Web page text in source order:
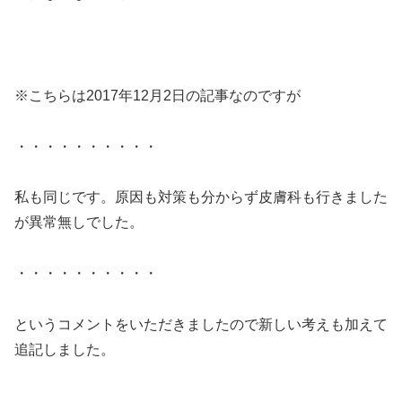
※こちらは2017年12月2日の記事なのですが
・・・・・・・・・・
私も同じです。原因も対策も分からず皮膚科も行きました
が異常無しでした。
・・・・・・・・・・
というコメントをいただきましたので新しい考えも加えて
追記しました。